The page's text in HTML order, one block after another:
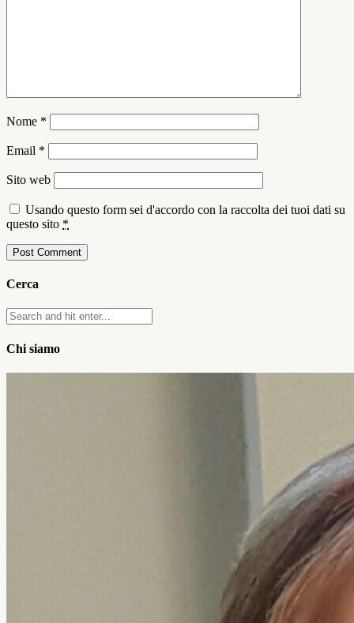
Nome *
Email *
Sito web
Usando questo form sei d'accordo con la raccolta dei tuoi dati su
questo sito *
Cerca
Chi siamo